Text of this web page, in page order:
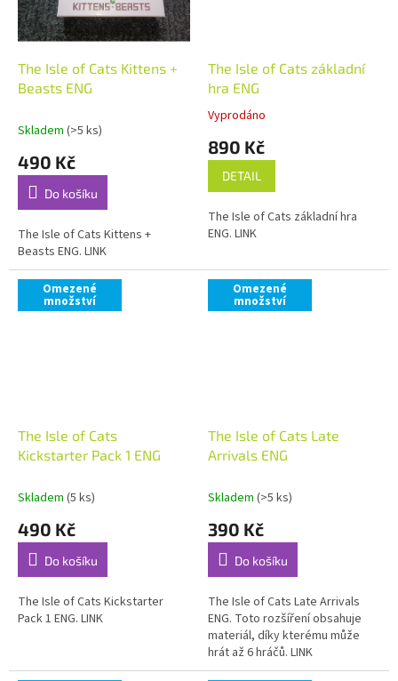
The Isle of Cats Kittens +
Beasts ENG
Skladem (>5 ks)
490 Kč
Do košíku
The Isle of Cats Kittens +
Beasts ENG. LINK
The Isle of Cats základní
hra ENG
Průměrné
produktu
5
hvězdiček.
Vyprodáno
890 Kč
DETAIL
The Isle of Cats základní hra
ENG. LINK
Omezené
množství
The Isle of Cats
Kickstarter Pack 1 ENG
Skladem (5 ks)
490 Kč
Do košíku
The Isle of Cats Kickstarter
Pack 1 ENG. LINK
Omezené
množství
The Isle of Cats Late
Arrivals ENG
Skladem (>5 ks)
390 Kč
Do košíku
The Isle of Cats Late Arrivals
ENG. Toto rozšíření obsahuje
materiál, díky kterému může
hrát až 6 hráčů. LINK